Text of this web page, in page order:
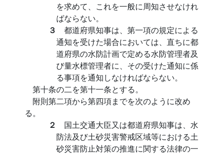
を求めて、これを一般に周知させなけれ
ばならない。
３ 都道府県知事は、第一項の規定による
通知を受けた場合においては、直ちに都
道府県の水防計画で定める水防管理者及
び量水標管理者に、その受けた通知に係
る事項を通知しなければならない。
第十条の二を第十一条とする。
附則第二項から第四項までを次のように改め
る。
２ 国土交通大臣又は都道府県知事は、水
防法及び土砂災害警戒区域等における土
砂災害防止対策の推進に関する法律の一